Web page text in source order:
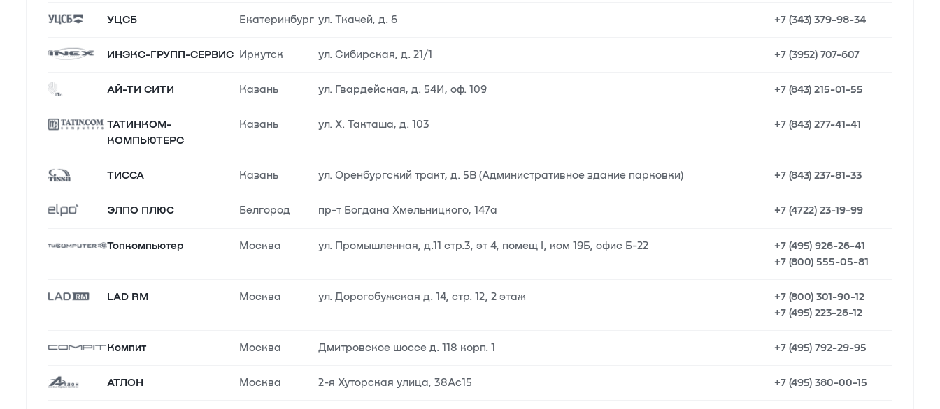
УЦСБ Екатеринбург ул. Ткачей, д. 6 +7 (343) 379-98-34
ИНЭКС-ГРУПП-СЕРВИС Иркутск ул. Сибирская, д. 21/1 +7 (3952) 707-607
АЙ-ТИ CИТИ Казань ул. Гвардейская, д. 54И, оф. 109 +7 (843) 215-01-55
ТАТИНКОМ-
КОМПЬЮТЕРС
Казань ул. Х. Такташа, д. 103 +7 (843) 277-41-41
ТИССА Казань ул. Оренбургский тракт, д. 5В (Административное здание парковки) +7 (843) 237-81-33
ЭЛПО ПЛЮС Белгород пр-т Богдана Хмельницкого, 147а +7 (4722) 23-19-99
Топкомпьютер Москва ул. Промышленная, д.11 стр.3, эт 4, помещ I, ком 19Б, офис Б-22
+7 (495) 926-26-41
+7 (800) 555-05-81
LAD RM Москва ул. Дорогобужская д. 14, стр. 12, 2 этаж
+7 (800) 301-90-12
+7 (495) 223-26-12
Компит Москва Дмитровское шоссе д. 118 корп. 1 +7 (495) 792-29-95
АТЛОН Москва 2-я Хуторская улица, 38Ас15 +7 (495) 380-00-15